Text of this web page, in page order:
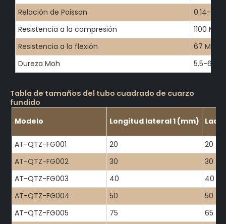
Relación de Poisson
0.14-0.17
Resistencia a la compresión
1100 MPa
Resistencia a la flexión
67 MPa
Dureza Moh
5.5-6.5
Tabla de tamaños del tubo cuadrado de cuarzo
fundido
Modelo
Longitud lateral 1 (mm)
AT-QTZ-FG001 20
20
AT-QTZ-FG002
30
30
AT-QTZ-FG003
40
40
AT-QTZ-FG004
50
50
AT-QTZ-FG005
75
65